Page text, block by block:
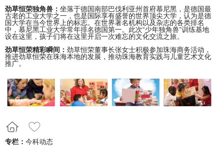
劲草恒荣独角兽： 坐落于德国南部巴伐利亚州首府慕尼黑，是德国最
古老的工业大学之一，也是国际享有盛誉的世界顶尖大学，认为是德
国大学在当今世界上的标志。在世界著名机构以及杂志的各类排名
中，慕尼黑工业大学常年排名德国第一。此次“少年独角兽”训练基地
设在这里，孩子们将在这里开启一次难忘的文化交流之旅。
劲草恒荣精彩瞬间： 劲草恒荣董事长张女士积极参加珠海商务活动，
推进劲草恒荣在珠海本地的发展，推动珠海教育实践与儿童艺术文化
推广。
专栏： 今科动态